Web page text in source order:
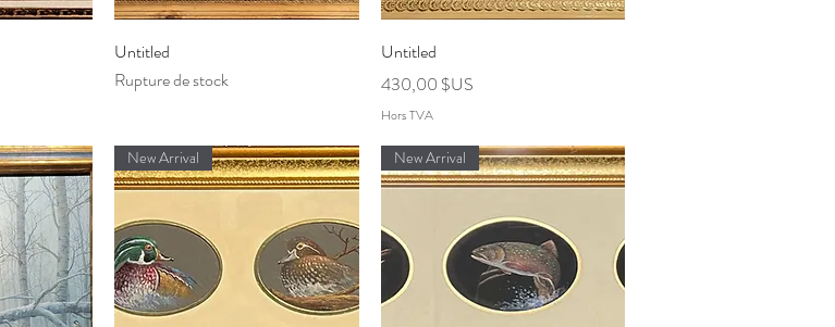
Untitled
Rupture de stock
Untitled
Prix
430,00 $US
Hors TVA
New Arrival New Arrival